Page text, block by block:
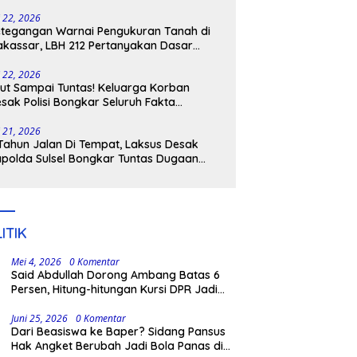
22, 2026
Warnai Pengukuran Tanah di
LBH 212 Pertanyakan Dasar
22, 2026
Sampai Tuntas! Keluarga Korban
Polisi Bongkar Seluruh Fakta
21, 2026
Jalan Di Tempat, Laksus Desak
Sulsel Bongkar Tuntas Dugaan
Mei 4, 2026 0 Komentar
Said Abdullah Dorong Ambang Batas 6
Persen, Hitung-hitungan Kursi DPR Jadi
Juni 25, 2026 0 Komentar
Dari Beasiswa ke Baper? Sidang Pansus
Hak Angket Berubah Jadi Bola Panas di